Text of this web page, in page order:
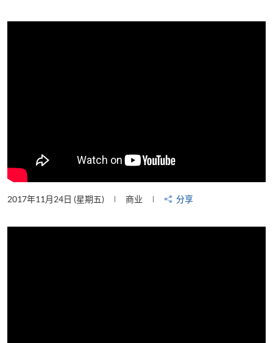
2017年11月24日 (星期五) 商业 分享